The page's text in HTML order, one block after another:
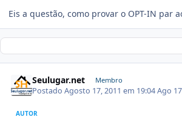
Eis a questão, como provar o OPT-IN par
Seulugar.net Membro
PostadoAgosto 17, 2011 em 19:04Ago
AUTOR